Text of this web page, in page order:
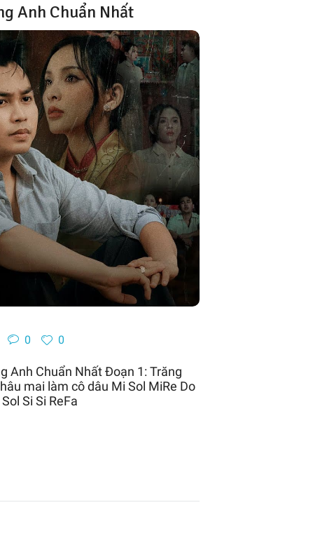
Anh Chuẩn Nhất
0 0
Anh Chuẩn Nhất Đoạn 1: Trăng
mai làm cô dâu Mi Sol MiRe Do
Si Si ReFa